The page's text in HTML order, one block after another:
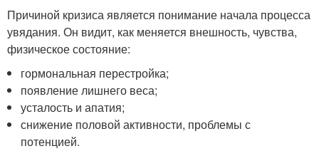
Причиной кризиса является понимание начала процесса
увядания. Он видит, как меняется внешность, чувства,
физическое состояние:
гормональная перестройка;
появление лишнего веса;
усталость и апатия;
снижение половой активности, проблемы с
потенцией.